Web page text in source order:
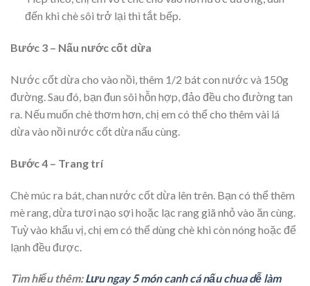
đến khi chè sôi trở lại thì tắt bếp.
Bước 3 – Nấu nước cốt dừa
Nước cốt dừa cho vào nồi, thêm 1/2 bát con nước và 150g
đường. Sau đó, bạn đun sôi hỗn hợp, đảo đều cho đường tan
ra. Nếu muốn chè thơm hơn, chị em có thể cho thêm vài lá
dừa vào nồi nước cốt dừa nấu cùng.
Bước 4 – Trang trí
Chè múc ra bát, chan nước cốt dừa lên trên. Bạn có thể thêm
mè rang, dừa tươi nạo sợi hoặc lạc rang giã nhỏ vào ăn cùng.
Tuỳ vào khẩu vị, chị em có thể dùng chè khi còn nóng hoặc để
lạnh đều được.
Tìm hiểu thêm:Lưu ngay 5 món canh cá nấu chua dễ làm